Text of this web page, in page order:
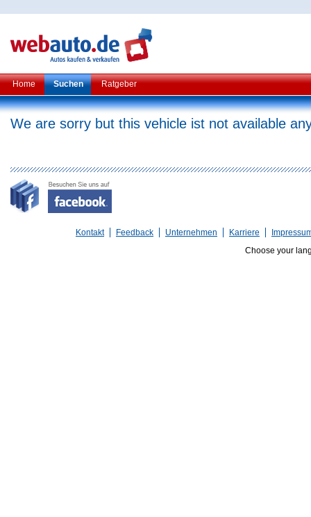
Home Suchen Ratgeber
We are sorry but this vehicle ist not available
Kontakt Feedback Unternehmen Karriere
Choose your